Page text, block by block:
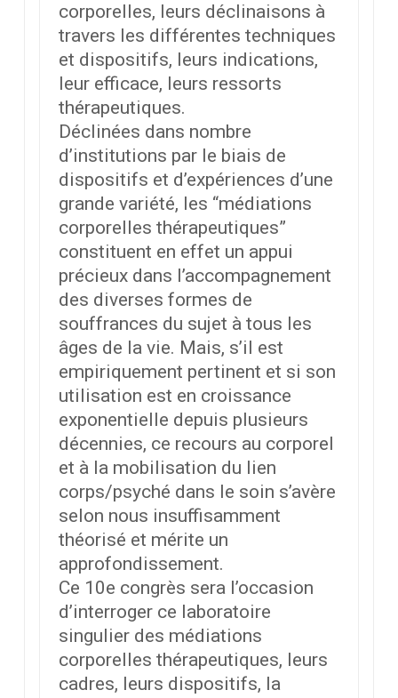
corporelles, leurs déclinaisons à
travers les différentes techniques
et dispositifs, leurs indications,
leur efficace, leurs ressorts
thérapeutiques.
Déclinées dans nombre
d’institutions par le biais de
dispositifs et d’expériences d’une
grande variété, les “médiations
corporelles thérapeutiques”
constituent en effet un appui
précieux dans l’accompagnement
des diverses formes de
souffrances du sujet à tous les
âges de la vie. Mais, s’il est
empiriquement pertinent et si son
utilisation est en croissance
exponentielle depuis plusieurs
décennies, ce recours au corporel
et à la mobilisation du lien
corps/psyché dans le soin s’avère
selon nous insuffisamment
théorisé et mérite un
approfondissement.
Ce 10e congrès sera l’occasion
d’interroger ce laboratoire
singulier des médiations
corporelles thérapeutiques, leurs
cadres, leurs dispositifs, la